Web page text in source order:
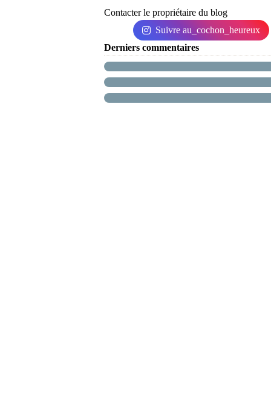
Contacter le propriétaire du blog
Suivre au_cochon_heureux
Derniers commentaires